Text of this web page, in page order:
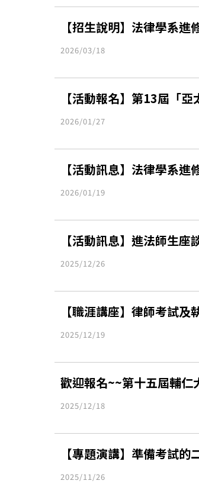
【招生說明】法律學系
2026/03/18
【活動報名】第13屆「
2026/01/27
【活動訊息】法律學系
2026/01/19
【活動訊息】進法師生
2025/12/26
【職涯講座】律師考試
2025/12/19
歡迎報名~~第十五屆輔
2025/12/18
【專題演講】準備考試的
2025/11/26